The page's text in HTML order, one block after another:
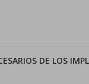
DE LOS